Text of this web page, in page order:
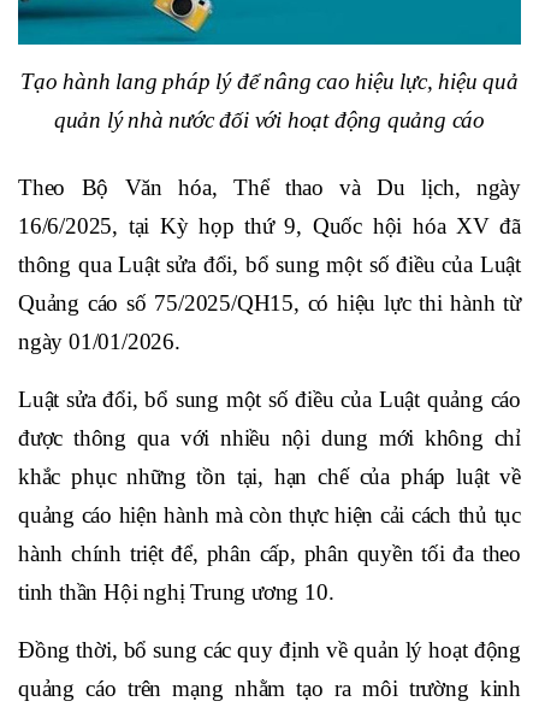
Tạo hành lang pháp lý để nâng cao hiệu lực, hiệu quả
quản lý nhà nước đối với hoạt động quảng cáo
Theo Bộ Văn hóa, Thể thao và Du lịch, ngày
16/6/2025, tại Kỳ họp thứ 9, Quốc hội hóa XV đã
thông qua Luật sửa đổi, bổ sung một số điều của Luật
Quảng cáo số 75/2025/QH15, có hiệu lực thi hành từ
ngày 01/01/2026.
Luật sửa đổi, bổ sung một số điều của Luật quảng cáo
được thông qua với nhiều nội dung mới không chỉ
khắc phục những tồn tại, hạn chế của pháp luật về
quảng cáo hiện hành mà còn thực hiện cải cách thủ tục
hành chính triệt để, phân cấp, phân quyền tối đa theo
tinh thần Hội nghị Trung ương 10.
Đồng thời, bổ sung các quy định về quản lý hoạt động
quảng cáo trên mạng nhằm tạo ra môi trường kinh